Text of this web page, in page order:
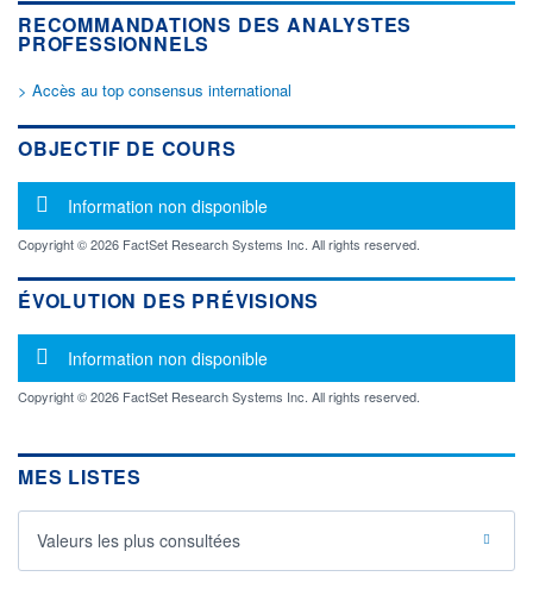
Politique d'exécution
Cotation sur les autres places
0,000 0,000
+ HAUT
0,000
+ BAS
VOLUME
0
CAPITAL ÉCHANGÉ
VALORISATION DERNIER ÉCHANGE
BAISSE
0,000
HAUSSE
0,000
ESTIMÉ 2026
-
-
DIVIDENDE
ÉLIGIBILITÉ
RECOMMANDATIONS DES ANALYSTES
PROFESSIONNELS
> Accès au top consensus international
OBJECTIF DE COURS
Message d'information
Information non disponible
Copyright © 2026 FactSet Research Systems Inc. All rights reserved.
ÉVOLUTION DES PRÉVISIONS
Message d'information
Information non disponible
Copyright © 2026 FactSet Research Systems Inc. All rights reserved.
MES LISTES
Valeurs les plus consultées